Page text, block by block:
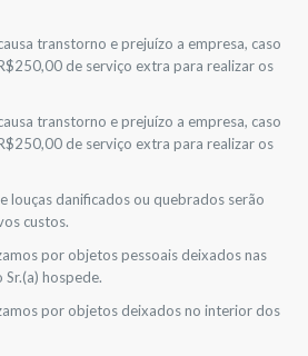
transtorno e prejuízo a empresa, caso
de serviço extra para realizar os
transtorno e prejuízo a empresa, caso
de serviço extra para realizar os
louças danificados ou quebrados serão
custos.
por objetos pessoais deixados nas
hospede.
por objetos deixados no interior dos